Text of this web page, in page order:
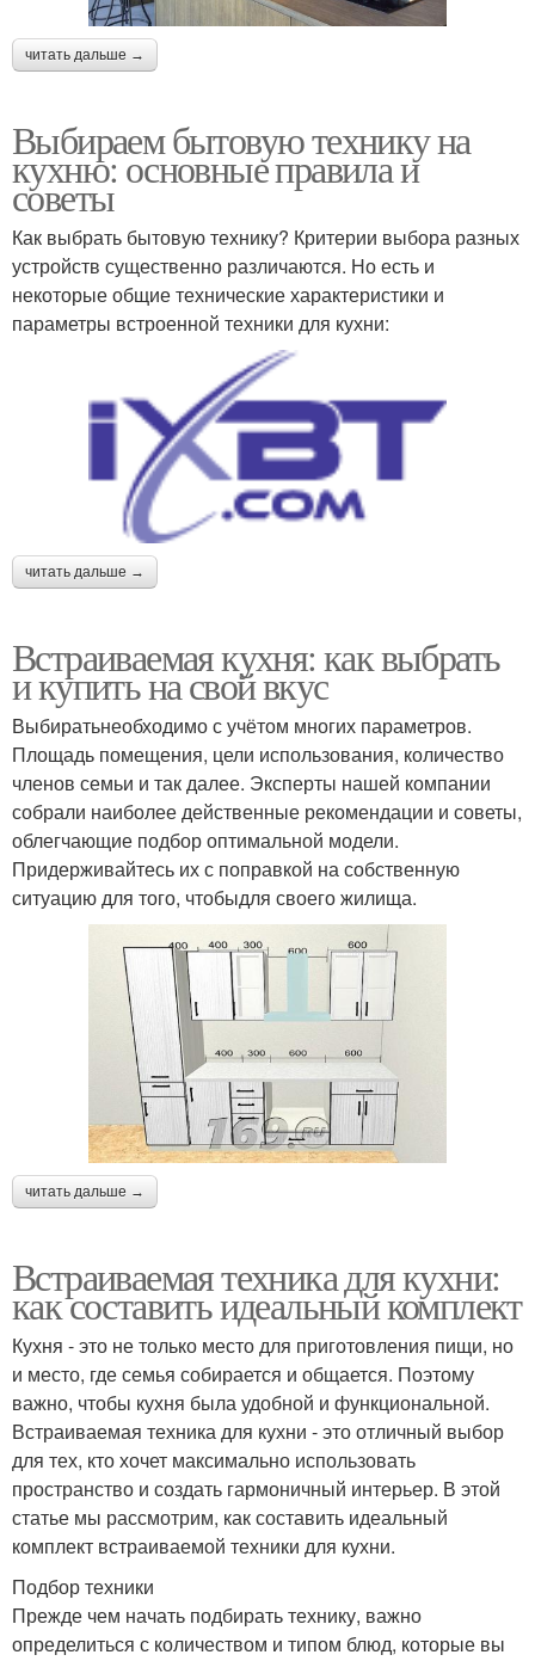
читать дальше →
Выбираем бытовую технику на
кухню: основные правила и
советы
Как выбрать бытовую технику? Критерии выбора разных
устройств существенно различаются. Но есть и
некоторые общие технические характеристики и
параметры встроенной техники для кухни:
читать дальше →
Встраиваемая кухня: как выбрать
и купить на свой вкус
Выбиратьнеобходимо с учётом многих параметров.
Площадь помещения, цели использования, количество
членов семьи и так далее. Эксперты нашей компании
собрали наиболее действенные рекомендации и советы,
облегчающие подбор оптимальной модели.
Придерживайтесь их с поправкой на собственную
ситуацию для того, чтобыдля своего жилища.
читать дальше →
Встраиваемая техника для кухни:
как составить идеальный комплект
Кухня - это не только место для приготовления пищи, но
и место, где семья собирается и общается. Поэтому
важно, чтобы кухня была удобной и функциональной.
Встраиваемая техника для кухни - это отличный выбор
для тех, кто хочет максимально использовать
пространство и создать гармоничный интерьер. В этой
статье мы рассмотрим, как составить идеальный
комплект встраиваемой техники для кухни.
Подбор техники
Прежде чем начать подбирать технику, важно
определиться с количеством и типом блюд, которые вы